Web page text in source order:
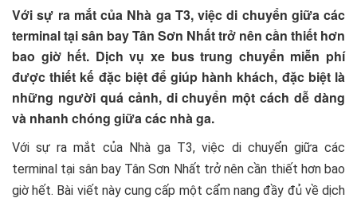
Với sự ra mắt của Nhà ga T3, việc di chuyển giữa các
terminal tại sân bay Tân Sơn Nhất trở nên cần thiết hơn
bao giờ hết. Dịch vụ xe bus trung chuyển miễn phí
được thiết kế đặc biệt để giúp hành khách, đặc biệt là
những người quá cảnh, di chuyển một cách dễ dàng
và nhanh chóng giữa các nhà ga.
Với sự ra mắt của Nhà ga T3, việc di chuyển giữa các
terminal tại sân bay Tân Sơn Nhất trở nên cần thiết hơn bao
giờ hết. Bài viết này cung cấp một cẩm nang đầy đủ về dịch